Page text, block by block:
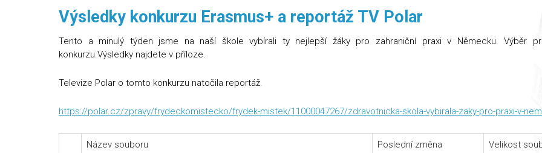
Výsledky konkurzu Erasmus+ a reportáž TV Polar
Tento a minulý týden jsme na naší škole vybírali ty nejlepší žáky pro zahraniční praxi v Německu. Výběr
konkurzu.Výsledky najdete v příloze.
Televize Polar o tomto konkurzu natočila reportáž.
https://polar.cz/zpravy/frydeckomistecko/frydek-mistek/11000047267/zdravotnicka-skola-vybirala-zaky-pro-praxi-v-
Název souboru Poslední změna Velikost